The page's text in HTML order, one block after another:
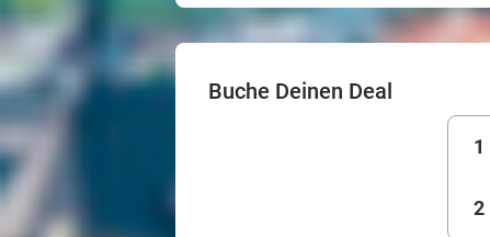
Buche Deinen Deal
1
2